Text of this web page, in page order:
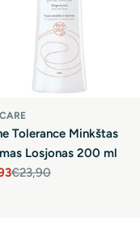
Tolerance Minkštas
Losjonas 200 ml
€23,90